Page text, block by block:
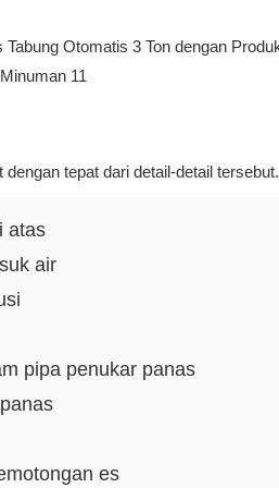
tepat dari detail-detail tersebut.
atas
air
pipa penukar panas
es